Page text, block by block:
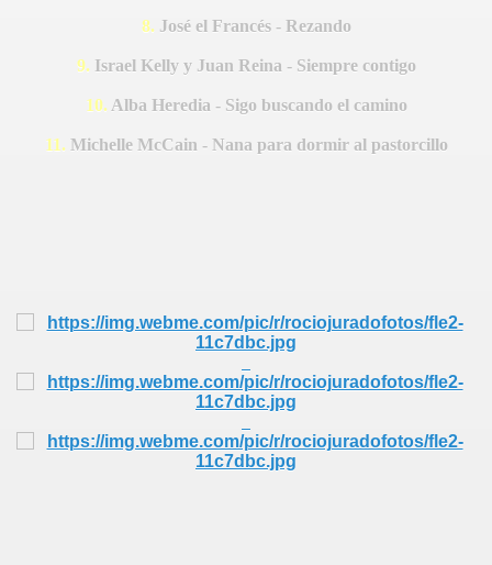
8. José el Francés - Rezando
9. Israel Kelly y Juan Reina - Siempre contigo
10. Alba Heredia - Sigo buscando el camino
11. Michelle McCain - Nana para dormir al pastorcillo